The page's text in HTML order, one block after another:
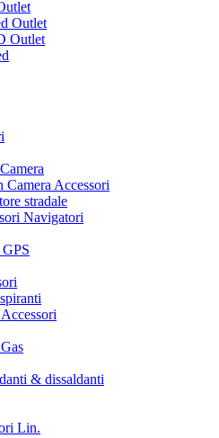
Outlet
Outlet
Accessori
stradale
Navigatori
& dissaldanti
Lin.